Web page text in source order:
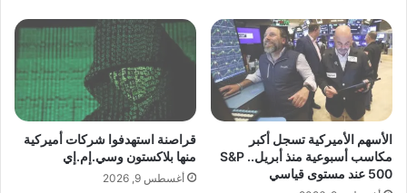
ن
م
و
ا
ل
أ
ر
ا
ل
م
ح
ة
ا
ل
الأسهم الأميركية تسجل أكبر
مكاسب أسبوعية منذ أبريل.. S&P
500 عند مستوى قياسي
قراصنة استهدفوا شركات أميركية
منها بلاكستون وسي.إم.إي
أغسطس 9, 2026